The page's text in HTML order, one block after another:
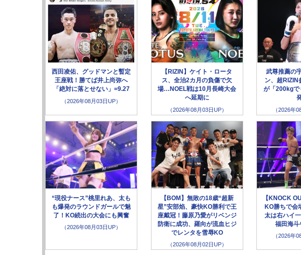
西田凌佑、グッドマンと暫定
王座戦！勝てば井上尚弥へ
「絶対に落とせない」=9.27
（2026年08月03日UP）
【RIZIN】ケイト・ロータ
ス、全治2カ月の負傷で欠
場…NOEL戦は10月長崎大会
へ延期に
（2026年08月03日UP）
武尊推薦の
ン、超RIZIN
が「200kgで
（2026年
“現役ナース”桃里れあ、太も
も爆発のラウンドガールで魅
了！KO続出の大会にも興奮
（2026年08月03日UP）
【BOM】無敗の18歳“超新
星”安部焰、豪快KO勝利で王
座戴冠！藤原乃愛がリベンジ
防衛に成功、羅向が流血ヒジ
でレンタを雪辱KO
（2026年08月02日UP）
【KNOCK
KO勝ちで会
太は右ハイ
福田海斗
（2026年